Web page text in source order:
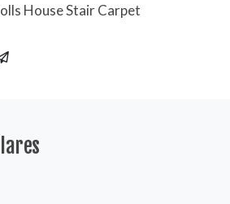
House Stair Carpet